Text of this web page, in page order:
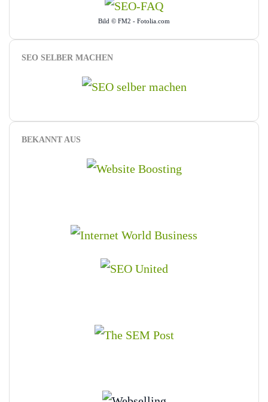
Bild © FM2 - Fotolia.com
SEO SELBER MACHEN
BEKANNT AUS